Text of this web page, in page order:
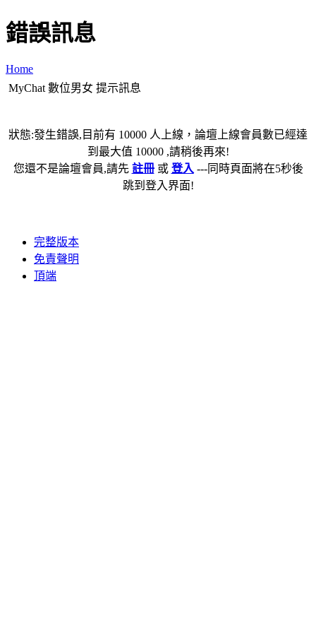
錯誤訊息
Home
MyChat 數位男女 提示訊息
狀態:發生錯誤,目前有 10000 人上線，論壇上線會員數已經達
到最大值 10000 ,請稍後再來!
您還不是論壇會員,請先 註冊或 登入 ---同時頁面將在5秒後
跳到登入界面!
完整版本
免責聲明
頂端